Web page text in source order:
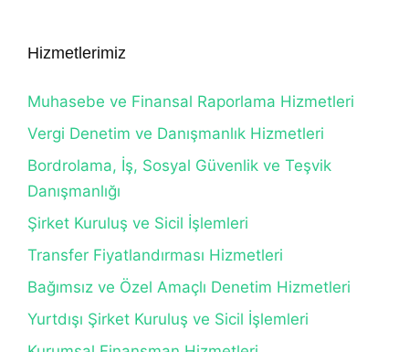
Hizmetlerimiz
Muhasebe ve Finansal Raporlama Hizmetleri
Vergi Denetim ve Danışmanlık Hizmetleri
Bordrolama, İş, Sosyal Güvenlik ve Teşvik
Danışmanlığı
Şirket Kuruluş ve Sicil İşlemleri
Transfer Fiyatlandırması Hizmetleri
Bağımsız ve Özel Amaçlı Denetim Hizmetleri
Yurtdışı Şirket Kuruluş ve Sicil İşlemleri